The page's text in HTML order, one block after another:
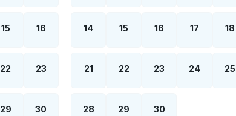
15 16
22 23
29 30
14 15 16 17 18
21 22 23 24 25
28 29 30